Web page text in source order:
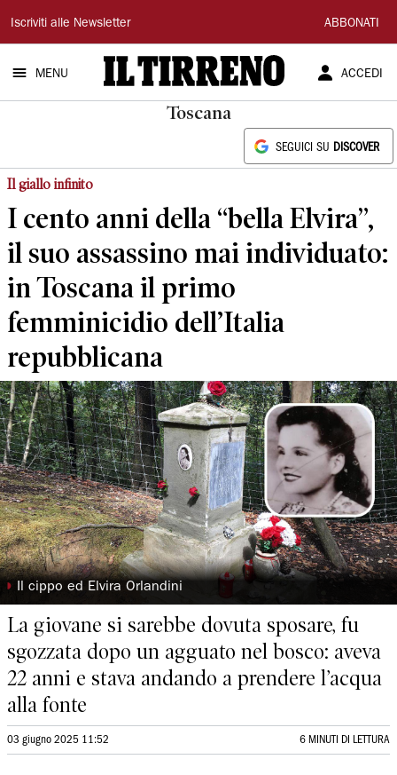
Il
Tirreno
Iscriviti alle Newsletter ABBONATI
MENU ACCEDI
Toscana
SEGUICI SU DISCOVER
Il giallo infinito
I cento anni della “bella Elvira”,
il suo assassino mai individuato:
in Toscana il primo
femminicidio dell’Italia
repubblicana
◗ Il cippo ed Elvira Orlandini
La giovane si sarebbe dovuta sposare, fu
sgozzata dopo un agguato nel bosco: aveva
22 anni e stava andando a prendere l’acqua
alla fonte
03 giugno 2025 11:52 6 MINUTI DI LETTURA